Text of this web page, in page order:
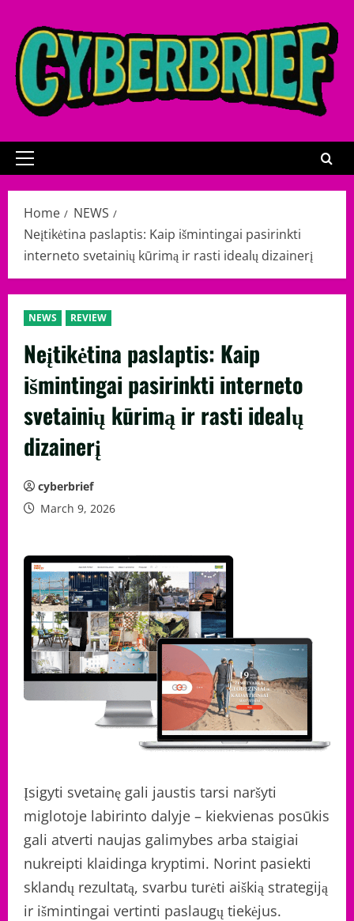
content
Primary
Home
NEWS
Neįtikėtina paslaptis: Kaip išmintingai pasirinkti
interneto svetainių kūrimą ir rasti idealų dizainerį
NEWS REVIEW
Neįtikėtina paslaptis: Kaip
išmintingai pasirinkti interneto
svetainių kūrimą ir rasti idealų
dizainerį
cyberbrief
March 9, 2026
Įsigyti svetainę gali jaustis tarsi naršyti
miglotoje labirinto dalyje – kiekvienas posūkis
gali atverti naujas galimybes arba staigiai
nukreipti klaidinga kryptimi. Norint pasiekti
sklandų rezultatą, svarbu turėti aiškią strategiją
ir išmintingai vertinti paslaugų tiekėjus.